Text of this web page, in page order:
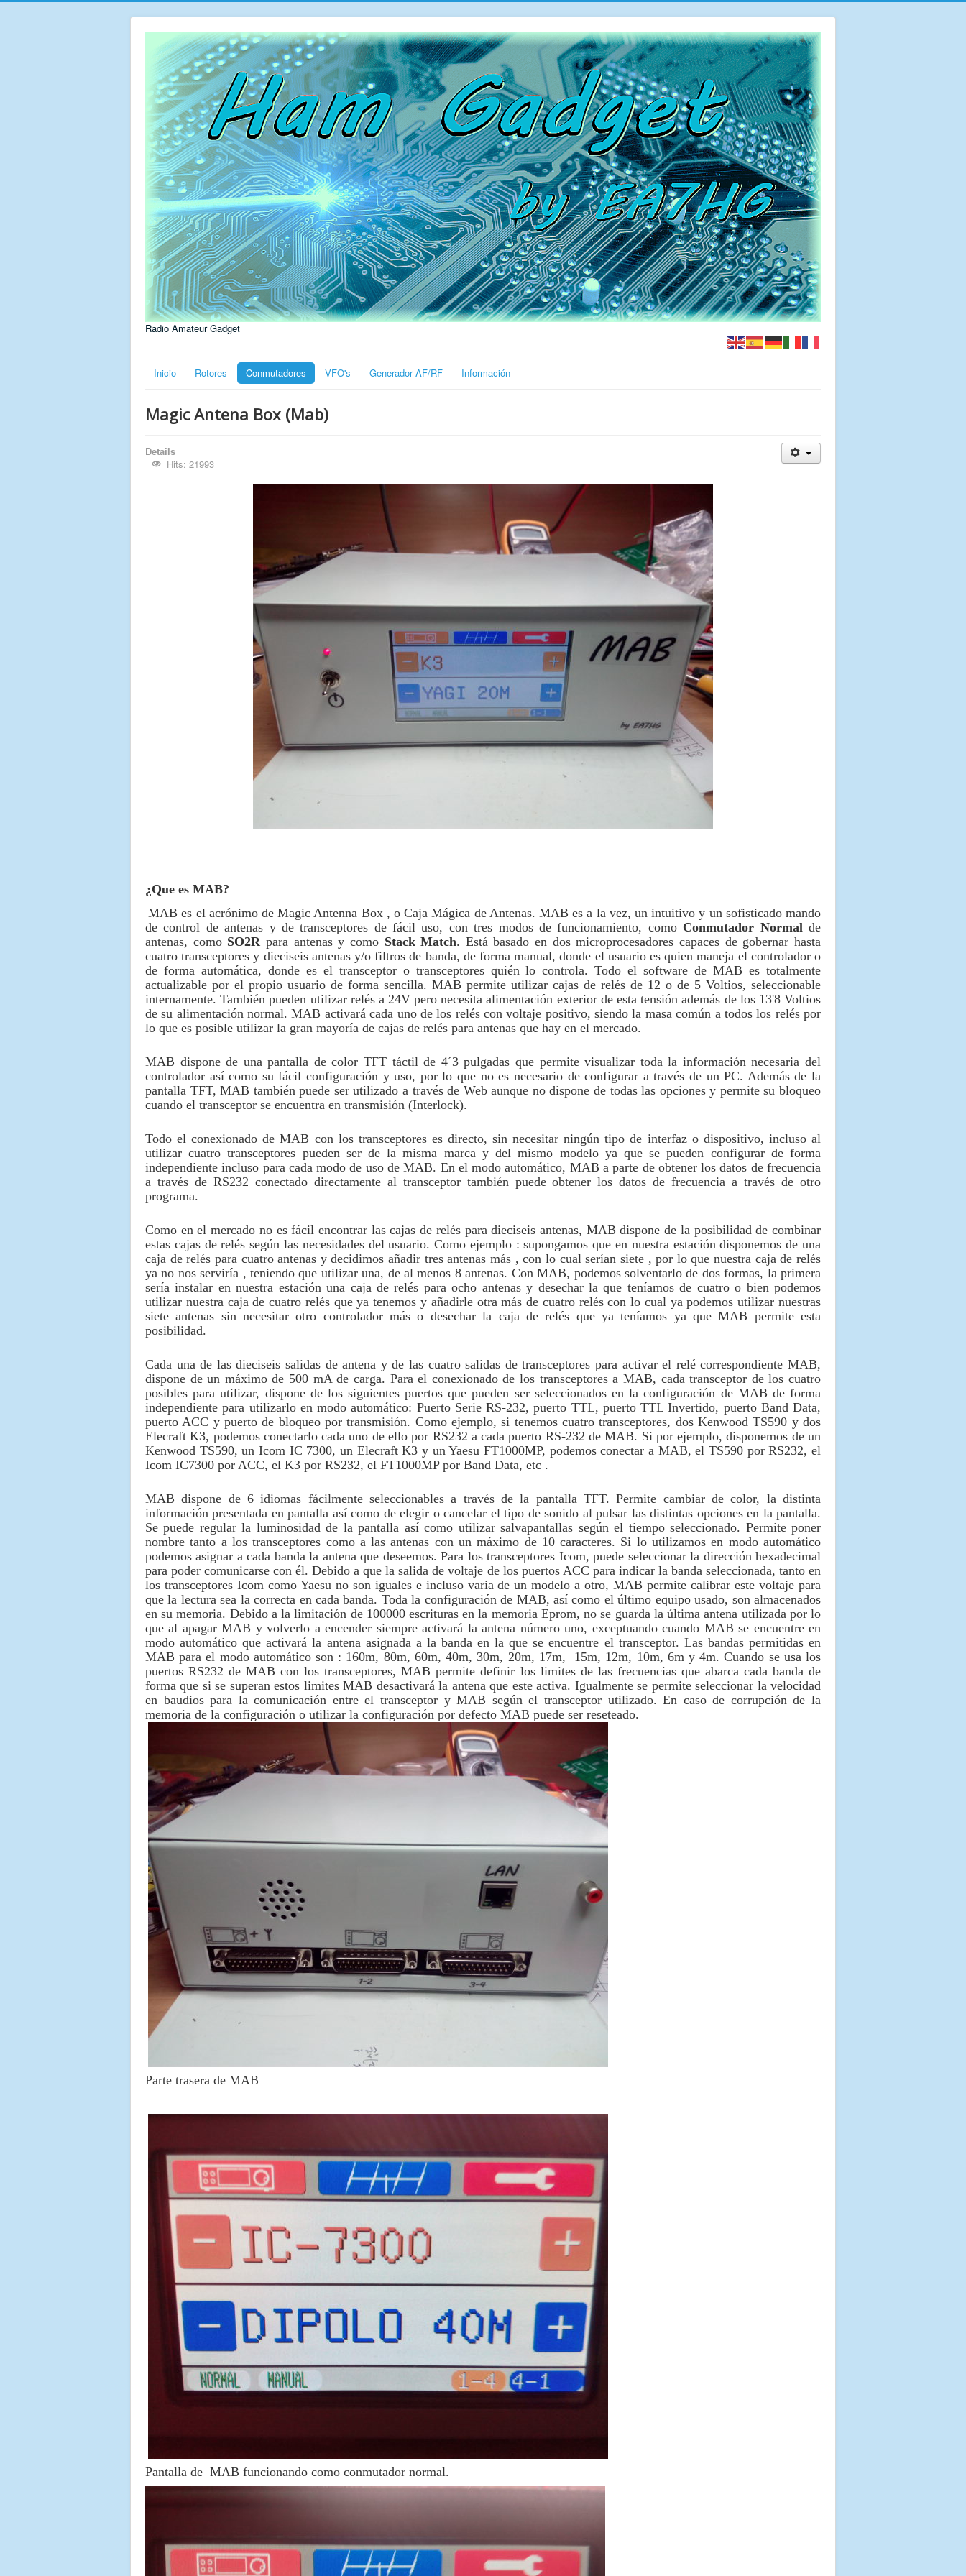
Radio Amateur Gadget
Inicio Rotores Conmutadores VFO's Generador AF/RF Información
Magic Antena Box (Mab)
Details
Hits: 21993
¿Que es MAB?
MAB es el acrónimo de Magic Antenna Box , o Caja Mágica de Antenas. MAB es a la vez, un intuitivo y un sofisticado mando
de control de antenas y de transceptores de fácil uso, con tres modos de funcionamiento, como Conmutador Normalde
antenas, como SO2R para antenas y como Stack Match. Está basado en dos microprocesadores capaces de gobernar hasta
cuatro transceptores y dieciseis antenas y/o filtros de banda, de forma manual, donde el usuario es quien maneja el controlador o
de forma automática, donde es el transceptor o transceptores quién lo controla. Todo el software de MAB es totalmente
actualizable por el propio usuario de forma sencilla. MAB permite utilizar cajas de relés de 12 o de 5 Voltios, seleccionable
internamente. También pueden utilizar relés a 24V pero necesita alimentación exterior de esta tensión además de los 13'8 Voltios
de su alimentación normal. MAB activará cada uno de los relés con voltaje positivo, siendo la masa común a todos los relés por
lo que es posible utilizar la gran mayoría de cajas de relés para antenas que hay en el mercado.
MAB dispone de una pantalla de color TFT táctil de 4´3 pulgadas que permite visualizar toda la información necesaria del
controlador así como su fácil configuración y uso, por lo que no es necesario de configurar a través de un PC. Además de la
pantalla TFT, MAB también puede ser utilizado a través de Web aunque no dispone de todas las opciones y permite su bloqueo
cuando el transceptor se encuentra en transmisión (Interlock).
Todo el conexionado de MAB con los transceptores es directo, sin necesitar ningún tipo de interfaz o dispositivo, incluso al
utilizar cuatro transceptores pueden ser de la misma marca y del mismo modelo ya que se pueden configurar de forma
independiente incluso para cada modo de uso de MAB. En el modo automático, MAB a parte de obtener los datos de frecuencia
a través de RS232 conectado directamente al transceptor también puede obtener los datos de frecuencia a través de otro
programa.
Como en el mercado no es fácil encontrar las cajas de relés para dieciseis antenas, MAB dispone de la posibilidad de combinar
estas cajas de relés según las necesidades del usuario. Como ejemplo : supongamos que en nuestra estación disponemos de una
caja de relés para cuatro antenas y decidimos añadir tres antenas más , con lo cual serían siete , por lo que nuestra caja de relés
ya no nos serviría , teniendo que utilizar una, de al menos 8 antenas. Con MAB, podemos solventarlo de dos formas, la primera
sería instalar en nuestra estación una caja de relés para ocho antenas y desechar la que teníamos de cuatro o bien podemos
utilizar nuestra caja de cuatro relés que ya tenemos y añadirle otra más de cuatro relés con lo cual ya podemos utilizar nuestras
siete antenas sin necesitar otro controlador más o desechar la caja de relés que ya teníamos ya que MAB permite esta
posibilidad.
Cada una de las dieciseis salidas de antena y de las cuatro salidas de transceptores para activar el relé correspondiente MAB,
dispone de un máximo de 500 mA de carga. Para el conexionado de los transceptores a MAB, cada transceptor de los cuatro
posibles para utilizar, dispone de los siguientes puertos que pueden ser seleccionados en la configuración de MAB de forma
independiente para utilizarlo en modo automático: Puerto Serie RS-232, puerto TTL, puerto TTL Invertido, puerto Band Data,
puerto ACC y puerto de bloqueo por transmisión. Como ejemplo, si tenemos cuatro transceptores, dos Kenwood TS590 y dos
Elecraft K3, podemos conectarlo cada uno de ello por RS232 a cada puerto RS-232 de MAB. Si por ejemplo, disponemos de un
Kenwood TS590, un Icom IC 7300, un Elecraft K3 y un Yaesu FT1000MP, podemos conectar a MAB, el TS590 por RS232, el
Icom IC7300 por ACC, el K3 por RS232, el FT1000MP por Band Data, etc .
MAB dispone de 6 idiomas fácilmente seleccionables a través de la pantalla TFT. Permite cambiar de color, la distinta
información presentada en pantalla así como de elegir o cancelar el tipo de sonido al pulsar las distintas opciones en la pantalla.
Se puede regular la luminosidad de la pantalla así como utilizar salvapantallas según el tiempo seleccionado. Permite poner
nombre tanto a los transceptores como a las antenas con un máximo de 10 caracteres. Si lo utilizamos en modo automático
podemos asignar a cada banda la antena que deseemos. Para los transceptores Icom, puede seleccionar la dirección hexadecimal
para poder comunicarse con él. Debido a que la salida de voltaje de los puertos ACC para indicar la banda seleccionada, tanto en
los transceptores Icom como Yaesu no son iguales e incluso varia de un modelo a otro, MAB permite calibrar este voltaje para
que la lectura sea la correcta en cada banda. Toda la configuración de MAB, así como el último equipo usado, son almacenados
en su memoria. Debido a la limitación de 100000 escrituras en la memoria Eprom, no se guarda la última antena utilizada por lo
que al apagar MAB y volverlo a encender siempre activará la antena número uno, exceptuando cuando MAB se encuentre en
modo automático que activará la antena asignada a la banda en la que se encuentre el transceptor. Las bandas permitidas en
MAB para el modo automático son : 160m, 80m, 60m, 40m, 30m, 20m, 17m, 15m, 12m, 10m, 6m y 4m. Cuando se usa los
puertos RS232 de MAB con los transceptores, MAB permite definir los limites de las frecuencias que abarca cada banda de
forma que si se superan estos limites MAB desactivará la antena que este activa. Igualmente se permite seleccionar la velocidad
en baudios para la comunicación entre el transceptor y MAB según el transceptor utilizado. En caso de corrupción de la
memoria de la configuración o utilizar la configuración por defecto MAB puede ser reseteado.
Parte trasera de MAB
Pantalla de MAB funcionando como conmutador normal.